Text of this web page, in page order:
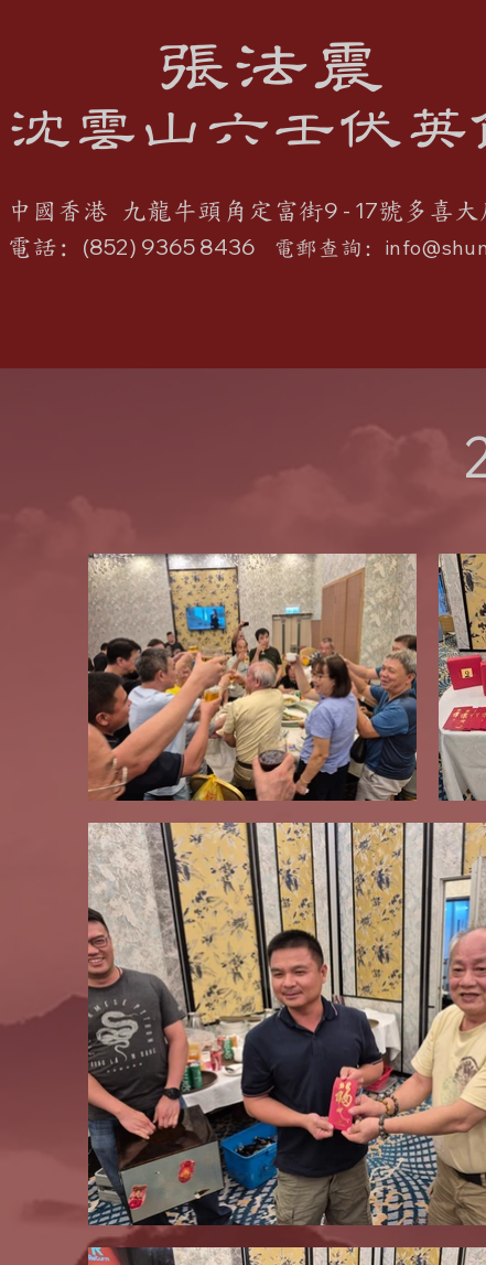
沈雲山六壬伏英
張法震
中國香港 九龍牛頭角定富街9 - 17號多喜大
電話: (852) 9365 8436 電郵查詢: